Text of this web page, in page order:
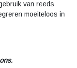
van reeds
moeiteloos in